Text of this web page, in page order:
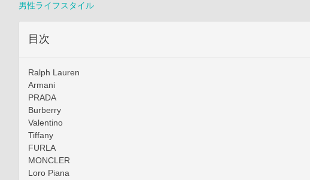
男性ライフスタイル
目次
Ralph Lauren
Armani
PRADA
Burberry
Valentino
Tiffany
FURLA
MONCLER
Loro Piana